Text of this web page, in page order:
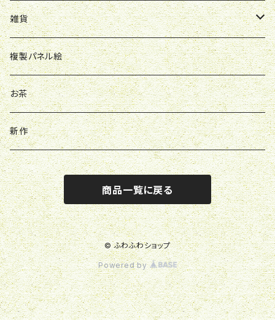
雑貨
バッグ
バッチ
アクスタ
キーホルダー
複製パネル絵
お茶
新作
商品一覧に戻る
© ふわふわショップ
Powered by